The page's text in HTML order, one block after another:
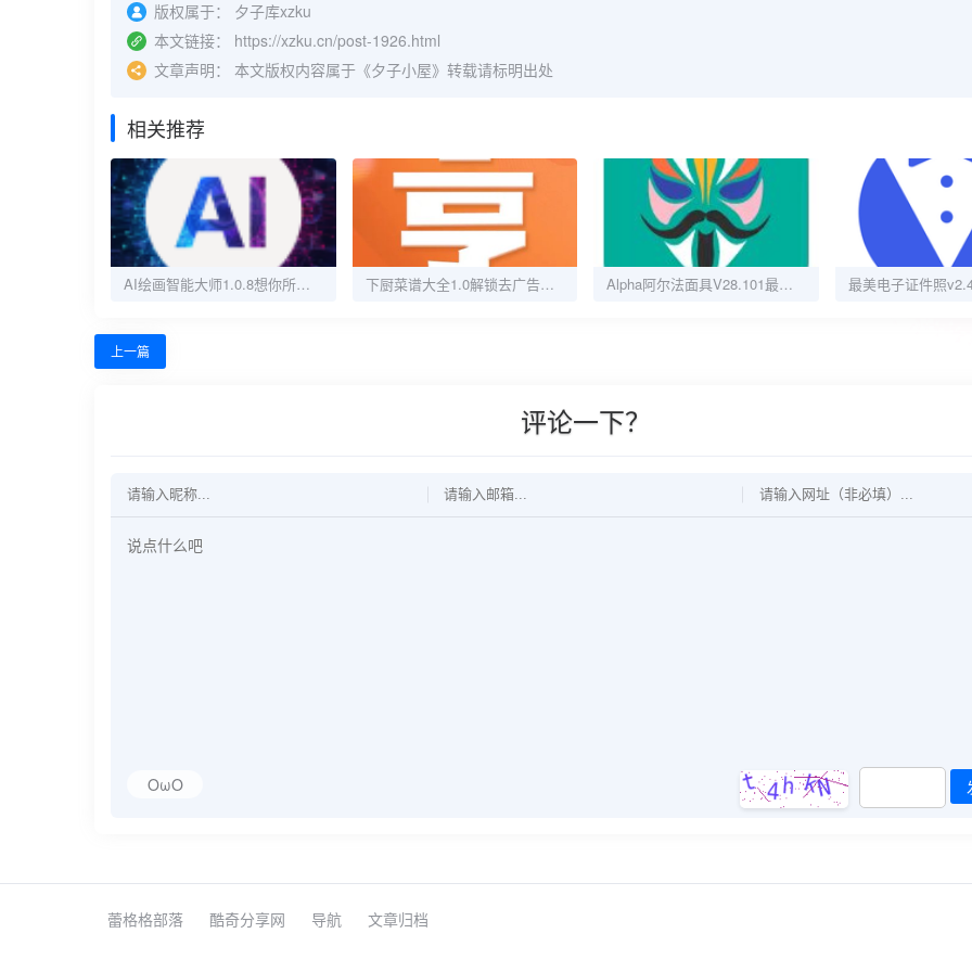
版权属于：
夕子库xzku
本文链接：
https://xzku.cn/post-1926.html
文章声明：
本文版权内容属于《夕子小屋》转载请标明出处
相关推荐
AI绘画智能大师1.0.8想你所想画你所画解锁会员 下厨菜谱大全1.0解锁去广告零基础小白也能成为厨神 Alpha阿尔法面具V28.101最新root神器
上一篇
评论一下？
OωO
蕾格格部落 酷奇分享网 导航 文章归档